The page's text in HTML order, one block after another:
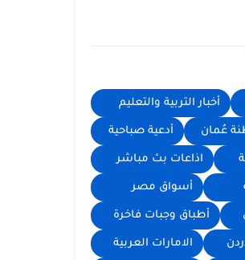
أخبار التربية والتعليم
عُمان أدعية صباحية
اذاعات بث مباشر
أسواق مصر
أطباق وجبات فاخرة
الامارات العربية